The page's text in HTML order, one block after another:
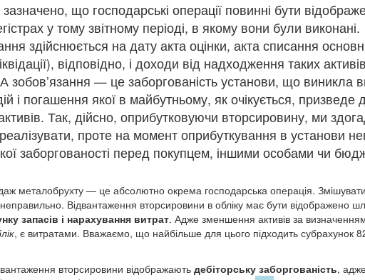
що господарські операції повинні бути
у тому звітному періоді, в якому вони були виконані.
здійснюється на дату акта оцінки, акта списання
відповідно, і доходи від надходження таких
зобов’язання — це заборгованість установи, що виникла
і погашення якої в майбутньому, як очікується, призведе
Так, дійсно, оприбутковуючи вторсировину, ми
проте на момент оприбуткування в установи
заборгованості перед покупцем, іншими особами чи
металобрухту — це абсолютно окрема господарська операція. Змішувати
Відвантаження вторсировини в обліку має бути відображено
запасів і нарахування витрат. Адже зменшення активів за
, є витратами. Вважаємо, що найбільше для цього підходить субрахунок
вторсировини відображають дебіторську заборгованість,